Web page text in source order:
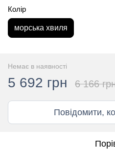
Колір
морська хвиля
Немає в наявності
5 692 грн 6 166
Повідомити,